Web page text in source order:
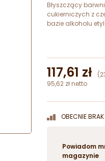
Błyszczący
cukierniczych z
bazie alkoholu
117,61 zł
95,62 zł netto
OBECNIE
Powiadom
magazynie